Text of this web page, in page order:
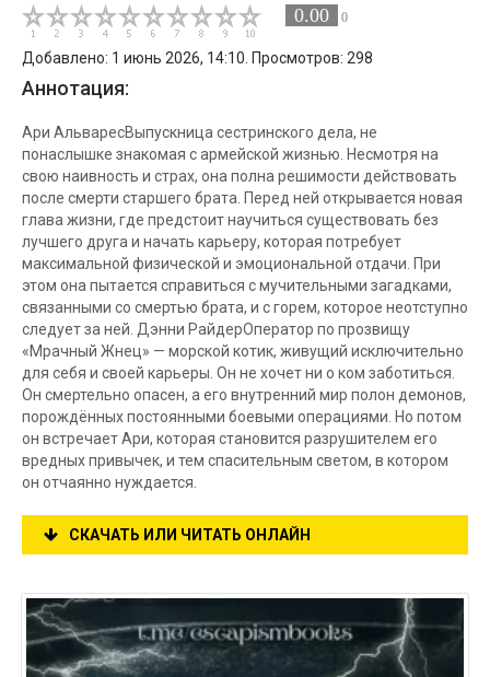
0.00 0
Добавлено: 1 июнь 2026, 14:10. Просмотров: 298
Аннотация:
Ари АльваресВыпускница сестринского дела, не
понаслышке знакомая с армейской жизнью. Несмотря на
свою наивность и страх, она полна решимости действовать
после смерти старшего брата. Перед ней открывается новая
глава жизни, где предстоит научиться существовать без
лучшего друга и начать карьеру, которая потребует
максимальной физической и эмоциональной отдачи. При
этом она пытается справиться с мучительными загадками,
связанными со смертью брата, и с горем, которое неотступно
следует за ней. Дэнни РайдерОператор по прозвищу
«Мрачный Жнец» — морской котик, живущий исключительно
для себя и своей карьеры. Он не хочет ни о ком заботиться.
Он смертельно опасен, а его внутренний мир полон демонов,
порождённых постоянными боевыми операциями. Но потом
он встречает Ари, которая становится разрушителем его
вредных привычек, и тем спасительным светом, в котором
он отчаянно нуждается.
СКАЧАТЬ ИЛИ ЧИТАТЬ ОНЛАЙН